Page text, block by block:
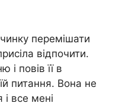
перемішати
відпочити.
і повів її в
питання. Вона не
все мені